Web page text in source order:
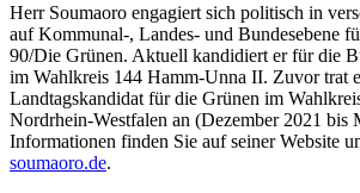
Herr Soumaoro engagiert sich politisch in
auf Kommunal-, Landes- und Bundesebene
90/Die Grünen. Aktuell kandidiert er für die
im Wahlkreis 144 Hamm-Unna II. Zuvor trat
Landtagskandidat für die Grünen im
Nordrhein-Westfalen an (Dezember 2021 bis
Informationen finden Sie auf seiner Website
soumaoro.de.